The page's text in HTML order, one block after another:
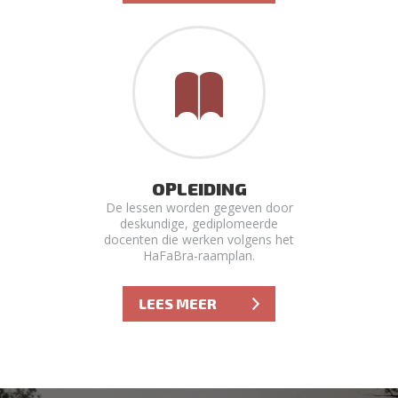
OPLEIDING
De lessen worden gegeven door
deskundige, gediplomeerde
docenten die werken volgens het
HaFaBra-raamplan.
LEES MEER